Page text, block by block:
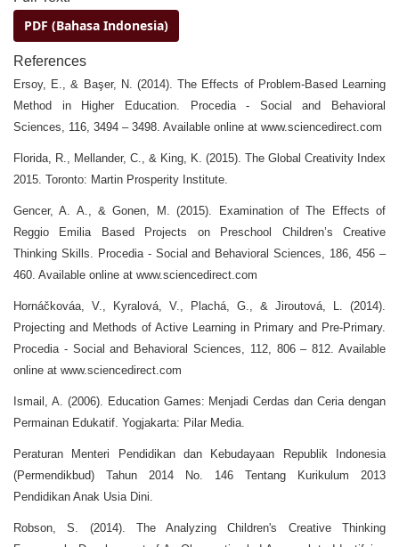
PDF (Bahasa Indonesia)
References
Ersoy, E., & Başer, N. (2014). The Effects of Problem-Based Learning
Method in Higher Education. Procedia - Social and Behavioral
Sciences, 116, 3494 – 3498. Available online at www.sciencedirect.com
Florida, R., Mellander, C., & King, K. (2015). The Global Creativity Index
2015. Toronto: Martin Prosperity Institute.
Gencer, A. A., & Gonen, M. (2015). Examination of The Effects of
Reggio Emilia Based Projects on Preschool Children’s Creative
Thinking Skills. Procedia - Social and Behavioral Sciences, 186, 456 –
460. Available online at www.sciencedirect.com
Hornáčkováa, V., Kyralová, V., Plachá, G., & Jiroutová, L. (2014).
Projecting and Methods of Active Learning in Primary and Pre-Primary.
Procedia - Social and Behavioral Sciences, 112, 806 – 812. Available
online at www.sciencedirect.com
Ismail, A. (2006). Education Games: Menjadi Cerdas dan Ceria dengan
Permainan Edukatif. Yogjakarta: Pilar Media.
Peraturan Menteri Pendidikan dan Kebudayaan Republik Indonesia
(Permendikbud) Tahun 2014 No. 146 Tentang Kurikulum 2013
Pendidikan Anak Usia Dini.
Robson, S. (2014). The Analyzing Children's Creative Thinking